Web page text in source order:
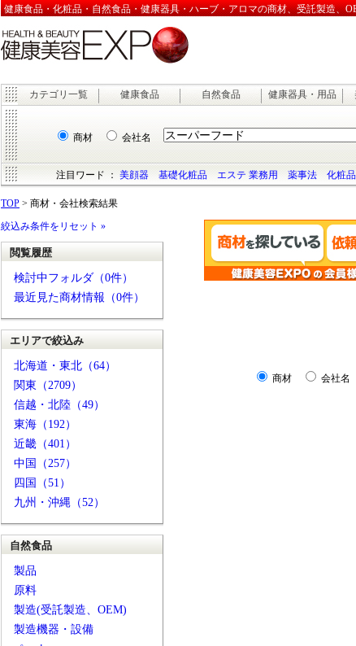
健康食品・化粧品・自然食品・健康器具・ハーブ・アロマの商材、受託製造、
カテゴリ一覧 健康食品 自然食品 健康器具・用品
商材 会社名
注目ワード ：美顔器 基礎化粧品 エステ 業務用 薬事法 化粧
TOP > 商材・会社検索結果
絞込み条件をリセット »
閲覧履歴
検討中フォルダ（0件）
最近見た商材情報（0件）
エリアで絞込み
北海道・東北（64）
関東（2709）
信越・北陸（49）
東海（192）
近畿（401）
中国（257）
四国（51）
九州・沖縄（52）
自然食品
製品
原料
製造(受託製造、OEM)
製造機器・設備
商材 会社名